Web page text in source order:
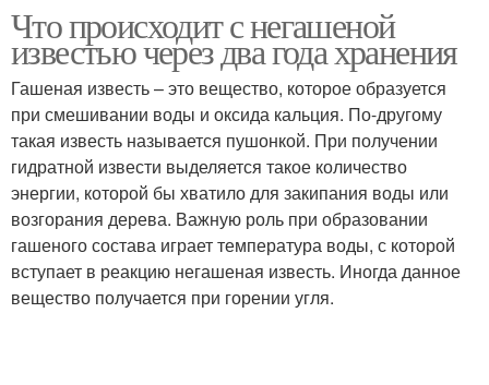
промышленности
Известь в
лабораториях
Комовая известь Известь в экологии
Хлорная известь
Что происходит с негашеной
известью через два года хранения
Гашеная известь – это вещество, которое образуется
при смешивании воды и оксида кальция. По-другому
такая известь называется пушонкой. При получении
гидратной извести выделяется такое количество
энергии, которой бы хватило для закипания воды или
возгорания дерева. Важную роль при образовании
гашеного состава играет температура воды, с которой
вступает в реакцию негашеная известь. Иногда данное
вещество получается при горении угля.